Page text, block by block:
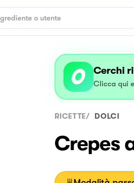
Cerchi
Clicca qui
RICETTE/ DOLCI
Crepes